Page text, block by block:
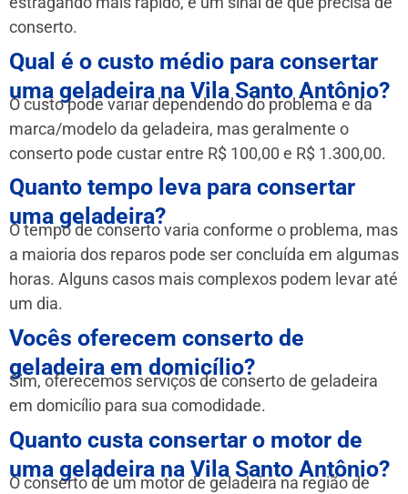
conserto.
Qual é o custo médio para consertar
uma geladeira na Vila Santo Antônio?
O custo pode variar dependendo do problema e da
marca/modelo da geladeira, mas geralmente o
conserto pode custar entre R$ 100,00 e R$ 1.300,00.
Quanto tempo leva para consertar
uma geladeira?
O tempo de conserto varia conforme o problema, mas
a maioria dos reparos pode ser concluída em algumas
horas. Alguns casos mais complexos podem levar até
um dia.
Vocês oferecem conserto de
geladeira em domicílio?
Sim, oferecemos serviços de conserto de geladeira
em domicílio para sua comodidade.
Quanto custa consertar o motor de
uma geladeira na Vila Santo Antônio?
O conserto de um motor de geladeira na região de